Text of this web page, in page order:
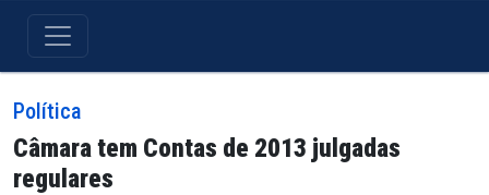
Política
Câmara tem Contas de 2013 julgadas
regulares